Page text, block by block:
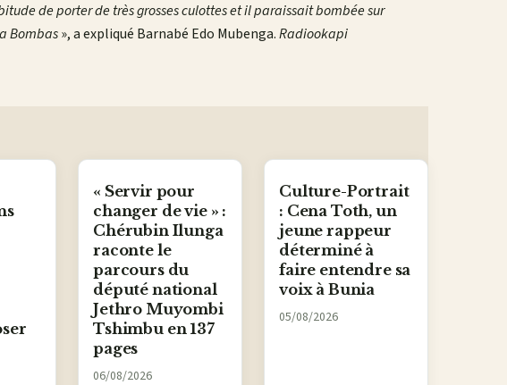
de porter de très grosses culottes et il paraissait bombée sur
Bombas», a expliqué Barnabé Edo Mubenga.Radiookapi
« Servir pour
changer de vie » :
Chérubin Ilunga
raconte le
parcours du
député national
Jethro Muyombi
Tshimbu en 137
pages
06/08/2026
Culture-Portrait
: Cena Toth, un
jeune rappeur
déterminé à
faire entendre sa
voix à Bunia
05/08/2026